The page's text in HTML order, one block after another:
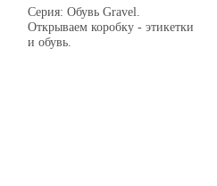
Серия: Обувь Gravel.
Открываем коробку - этикетки
и обувь.